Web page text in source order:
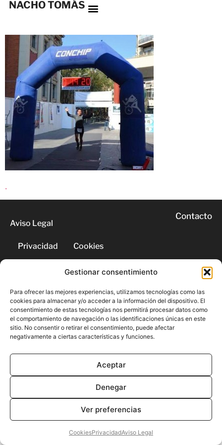
Gestionar consentimiento
Para ofrecer las mejores experiencias, utilizamos tecnologías como las
cookies para almacenar y/o acceder a la información del dispositivo. El
consentimiento de estas tecnologías nos permitirá procesar datos como
el comportamiento de navegación o las identificaciones únicas en este
sitio. No consentir o retirar el consentimiento, puede afectar
negativamente a ciertas características y funciones.
Aceptar
Denegar
Ver preferencias
CookiesPrivacidadAviso Legal
NACHO TOMÁS
.
Aviso Legal
Privacidad Cookies
Contacto
© 2026 | Todos los derechos